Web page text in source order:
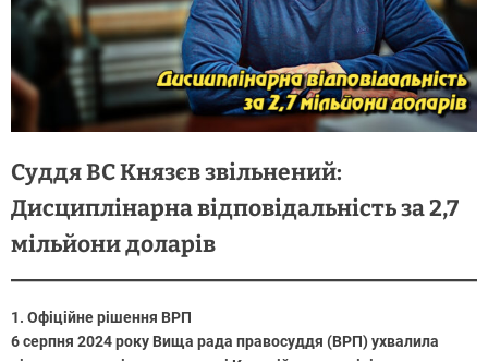
Суддя ВС Князєв звільнений:
Дисциплінарна відповідальність за 2,7
мільйони доларів
1. Офіційне рішення ВРП
6 серпня 2024 року Вища рада правосуддя (ВРП) ухвалила